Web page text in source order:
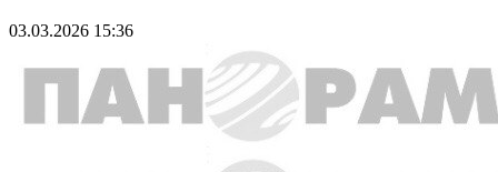
03.03.2026 15:36